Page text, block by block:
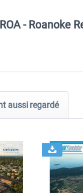
- Roanoke
aussi regardé